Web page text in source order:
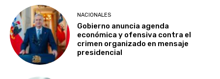
NACIONALES
Gobierno anuncia agenda
económica y ofensiva contra el
crimen organizado en mensaje
presidencial